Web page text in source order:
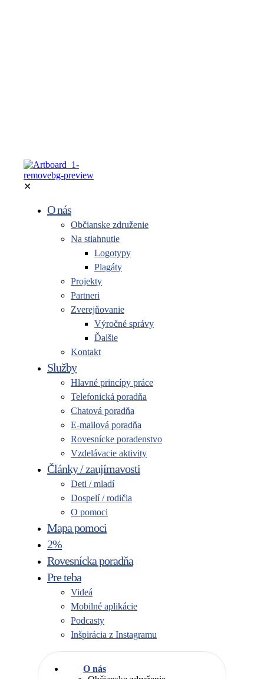
✕
O nás
Občianske združenie
Na stiahnutie
Logotypy
Plagáty
Projekty
Partneri
Zverejňovanie
Výročné správy
Ďalšie
Kontakt
Služby
Hlavné princípy práce
Telefonická poradňa
Chatová poradňa
E-mailová poradňa
Rovesnícke poradenstvo
Vzdelávacie aktivity
Články / zaujímavosti
Deti / mladí
Dospelí / rodičia
O pomoci
Mapa pomoci
2%
Rovesnícka poradňa
Pre teba
Videá
Mobilné aplikácie
Podcasty
Inšpirácia z Instagramu
O nás